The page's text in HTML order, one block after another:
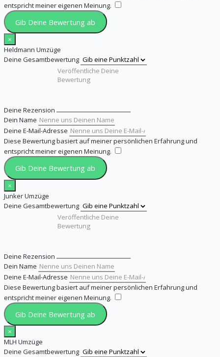
entspricht meiner eigenen Meinung.
Gib Deine Bewertung ab
×
Heldmann Umzüge
Deine Gesamtbewertung
Deine Rezension
Dein Name
Deine E-Mail-Adresse
Diese Bewertung basiert auf meiner persönlichen Erfahrung und
entspricht meiner eigenen Meinung.
Gib Deine Bewertung ab
×
Junker Umzüge
Deine Gesamtbewertung
Deine Rezension
Dein Name
Deine E-Mail-Adresse
Diese Bewertung basiert auf meiner persönlichen Erfahrung und
entspricht meiner eigenen Meinung.
Gib Deine Bewertung ab
×
MLH Umzüge
Deine Gesamtbewertung